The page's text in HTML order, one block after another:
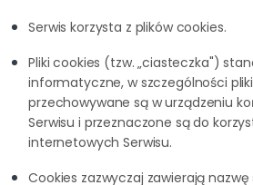
Serwis korzysta z plików cookies.
Pliki cookies (tzw. „ciasteczka")
informatyczne, w szczególności
przechowywane są w urządzeniu
Serwisu i przeznaczone są do
internetowych Serwisu.
Cookies zazwyczaj zawierają